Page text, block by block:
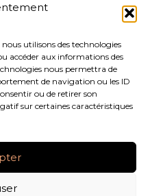
utilisons des technologies
accéder aux informations des
nous permettra de
de navigation ou les ID
ou de retirer son
sur certaines caractéristiques
NOS OUTILS